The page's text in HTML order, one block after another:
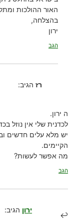
האור ההולכות
בהצלחה,
ירון
הגב
רז הגיב:
ה ירון.
לכדנית שלי אין נוזל
יש מלא עלים חדשים
הקיימים.
מה אפשר לעשות?
הגב
ירון הגיב: